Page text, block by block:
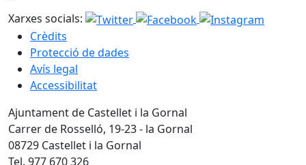
Xarxes socials:
Crèdits
Protecció de dades
Avís legal
Accessibilitat
Ajuntament de Castellet i la Gornal
Carrer de Rosselló, 19-23 - la Gornal
08729 Castellet i la Gornal
Tel. 977 670 326